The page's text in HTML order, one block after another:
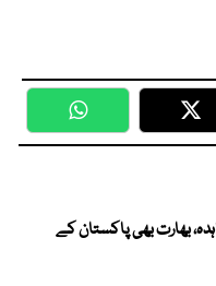
WhatsApp
بھارت بھی پاکستان کے